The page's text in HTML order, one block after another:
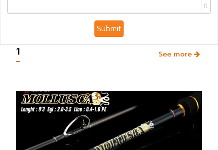
0
Submit
1 See more